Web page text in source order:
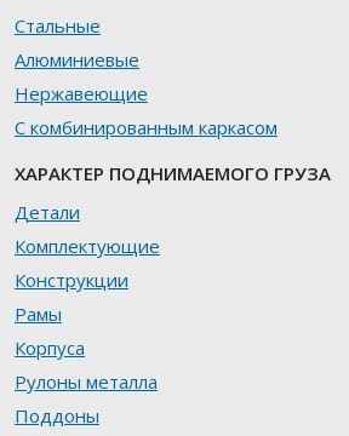
Стальные
Алюминиевые
Нержавеющие
С комбинированным каркасом
ХАРАКТЕР ПОДНИМАЕМОГО ГРУЗА
Детали
Комплектующие
Конструкции
Рамы
Корпуса
Рулоны металла
Поддоны